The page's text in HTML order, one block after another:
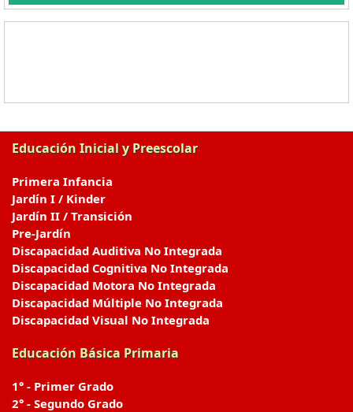
Educación Inicial y Preescolar
Primera Infancia
Jardín I / Kinder
Jardín II / Transición
Pre-Jardín
Discapacidad Auditiva No Integrada
Discapacidad Cognitiva No Integrada
Discapacidad Motora No Integrada
Discapacidad Múltiple No Integrada
Discapacidad Visual No Integrada
Educación Básica Primaria
1° - Primer Grado
2° - Segundo Grado